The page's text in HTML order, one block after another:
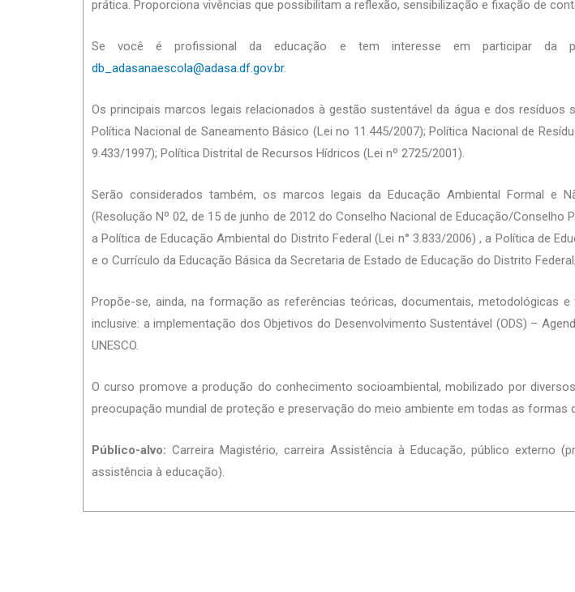
prática. Proporciona vivências que possibilitam a reflexão, sensibilização e fixação de
Se você é profissional da educação e tem interesse em participar da
db_adasanaescola@adasa.df.gov.br.
Os principais marcos legais relacionados à gestão sustentável da água e dos
Política Nacional de Saneamento Básico (Lei no 11.445/2007); Política Nacional de
9.433/1997); Política Distrital de Recursos Hídricos (Lei nº 2725/2001).
Serão considerados também, os marcos legais da Educação Ambiental Formal e
(Resolução Nº 02, de 15 de junho de 2012 do Conselho Nacional de Educação/Conselho
a Política de Educação Ambiental do Distrito Federal (Lei n° 3.833/2006) , a Política de
e o Currículo da Educação Básica da Secretaria de Estado de Educação do Distrito
Propõe-se, ainda, na formação as referências teóricas, documentais, metodológicas
inclusive: a implementação dos Objetivos do Desenvolvimento Sustentável (ODS) –
UNESCO.
O curso promove a produção do conhecimento socioambiental, mobilizado por
preocupação mundial de proteção e preservação do meio ambiente em todas as formas
Público-alvo: Carreira Magistério, carreira Assistência à Educação, público externo
assistência à educação).